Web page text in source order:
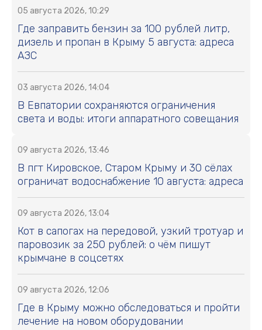
05 августа 2026, 10:29
Где заправить бензин за 100 рублей литр,
дизель и пропан в Крыму 5 августа: адреса
АЗС
03 августа 2026, 14:04
В Евпатории сохраняются ограничения
света и воды: итоги аппаратного совещания
09 августа 2026, 13:46
В пгт Кировское, Старом Крыму и 30 сёлах
ограничат водоснабжение 10 августа: адреса
09 августа 2026, 13:04
Кот в сапогах на передовой, узкий тротуар и
паровозик за 250 рублей: о чём пишут
крымчане в соцсетях
09 августа 2026, 12:06
Где в Крыму можно обследоваться и пройти
лечение на новом оборудовании